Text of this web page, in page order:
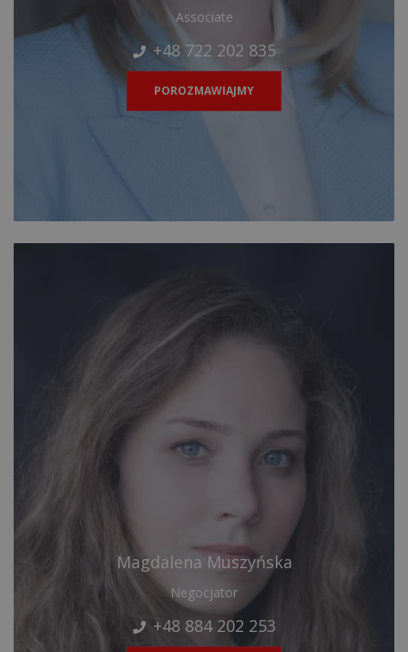
Associate
+48 722 202 835
POROZMAWIAJMY
Magdalena Muszyńska
Negocjator
+48 884 202 253